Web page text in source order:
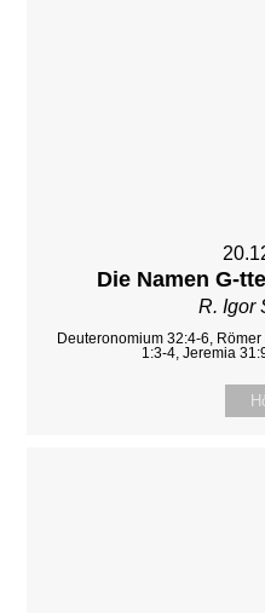
Die Namen G-
R. Igor
Deuteronomium 32:4-6,
1:3-4, Jeremia